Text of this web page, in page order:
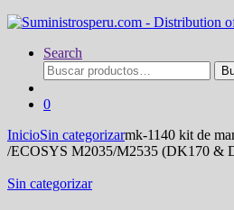
Search
Buscar
por:
0
InicioSin categorizarmk-1140 kit de
/ECOSYS M2035/M2535 (DK170 &
Sin categorizar